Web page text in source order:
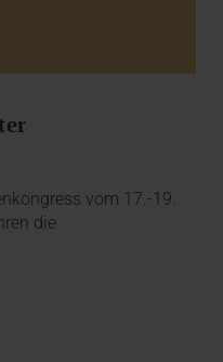
vom 17.-19.
die